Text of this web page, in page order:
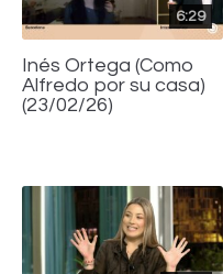
6:29
Inés Ortega (Como
Alfredo por su casa)
(23/02/26)